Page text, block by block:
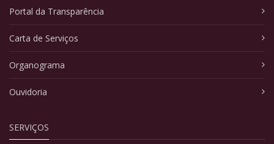
Portal da Transparência
Carta de Serviços
Organograma
Ouvidoria
SERVIÇOS